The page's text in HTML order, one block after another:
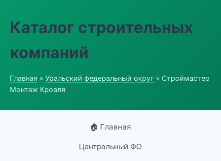
Каталог строительных
компаний
Главная » Уральский федеральный округ » Строймастер
Монтаж Кровля
🏠 Главная
Центральный ФО